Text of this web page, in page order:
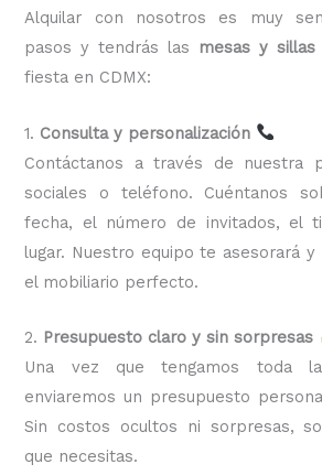
Alquilar con nosotros es muy
pasos y tendrás las
mesas y
fiesta en CDMX:
1. Consulta y personalización
Contáctanos a través de nuestra
sociales o teléfono. Cuéntanos
fecha, el número de invitados, el
lugar. Nuestro equipo te asesorará
el mobiliario perfecto.
2. Presupuesto claro y sin sorpresas
Una vez que tengamos toda
enviaremos un presupuesto
Sin costos ocultos ni sorpresas,
que necesitas.